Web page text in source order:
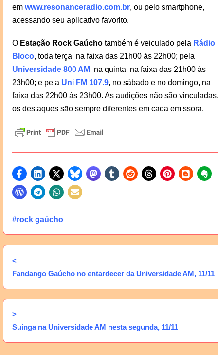
em www.resonanceradio.com.br, ou pelo smartphone,
acessando seu aplicativo favorito.
O Estação Rock Gaúchotambém é veiculado pela Rádio
Bloco, toda terça, na faixa das 21h00 às 22h00; pela
Universidade 800 AM, na quinta, na faixa das 21h00 às
23h00; e pela Uni FM 107.9, no sábado e no domingo, na
faixa das 22h00 às 23h00. As audições não são vinculadas,
os destaques são sempre diferentes em cada emissora.
#rock gaúcho
<
Fandango Gaúcho no entardecer da Universidade AM, 11/11
>
Suinga na Universidade AM nesta segunda, 11/11